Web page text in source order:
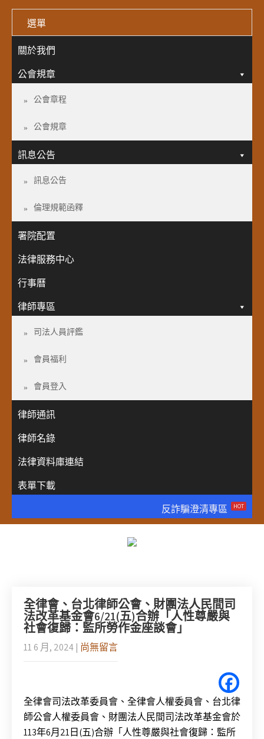
選單
關於我們
公會規章
公會章程
公會規章
訊息公告
訊息公告
倫理規範函釋
署院配置
法律服務中心
行事曆
律師專區
司法人員評鑑
會員福利
會員登入
律師通訊
律師名錄
法律資料庫連結
表單下載
反詐騙澄清專區
HOT
全律會、台北律師公會、財團法人民間司
法改革基金會6/21(五)合辦「人性尊嚴與
社會復歸：監所勞作金座談會｣
11 6 月, 2024 | 尚無留言
全律會司法改革委員會、全律會人權委員會、台北律
師公會人權委員會、財團法人民間司法改革基金會於
113年6月21日(五)合辦「人性尊嚴與社會復歸：監所